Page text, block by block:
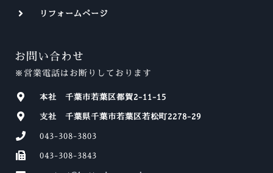
リフォームページ
お問い合わせ
※営業電話はお断りしております
本社 千葉市若葉区都賀2-11-15
支社 千葉県千葉市若葉区若松町2278-29
043-308-3803
043-308-3843